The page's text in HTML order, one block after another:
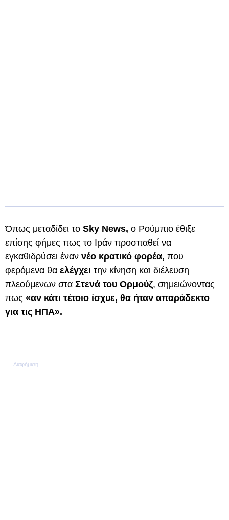
Όπως μεταδίδει το Sky News, ο Ρούμπιο έθιξε
επίσης φήμες πως το Ιράν προσπαθεί να
εγκαθιδρύσει έναν νέο κρατικό φορέα, που
φερόμενα θα ελέγχει την κίνηση και διέλευση
πλεούμενων στα Στενά του Ορμούζ, σημειώνοντας
πως «αν κάτι τέτοιο ίσχυε, θα ήταν απαράδεκτο
για τις ΗΠΑ».